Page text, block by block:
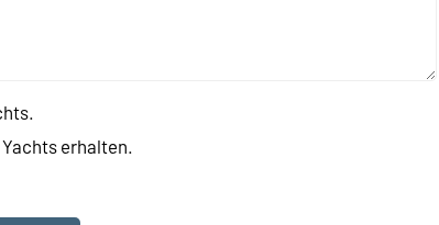
erhalten.